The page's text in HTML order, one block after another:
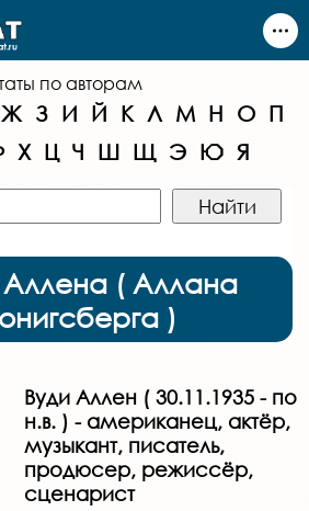
по авторам
Ж З И Й К Л М Н О П
Х Ц Ч Ш Щ Э Ю Я
Аллена ( Аллана
)
Вуди Аллен ( 30.11.1935 - по
н.в. ) - американец, актёр,
музыкант, писатель,
продюсер, режиссёр,
сценарист